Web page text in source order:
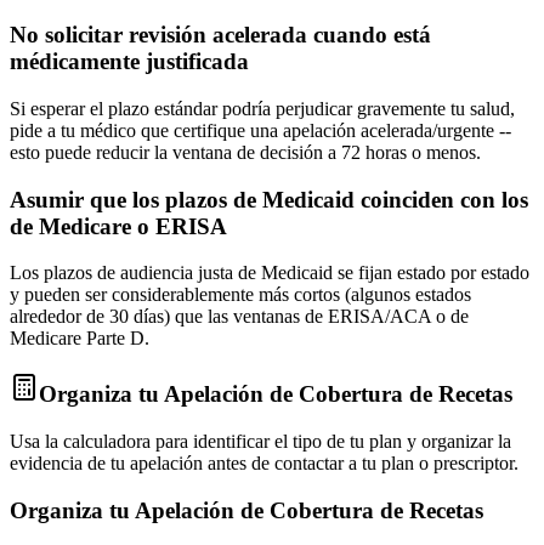
No solicitar revisión acelerada cuando está
médicamente justificada
Si esperar el plazo estándar podría perjudicar gravemente tu salud,
pide a tu médico que certifique una apelación acelerada/urgente --
esto puede reducir la ventana de decisión a 72 horas o menos.
Asumir que los plazos de Medicaid coinciden con los
de Medicare o ERISA
Los plazos de audiencia justa de Medicaid se fijan estado por estado
y pueden ser considerablemente más cortos (algunos estados
alrededor de 30 días) que las ventanas de ERISA/ACA o de
Medicare Parte D.
Organiza tu Apelación de Cobertura de Recetas
Usa la calculadora para identificar el tipo de tu plan y organizar la
evidencia de tu apelación antes de contactar a tu plan o prescriptor.
Organiza tu Apelación de Cobertura de Recetas